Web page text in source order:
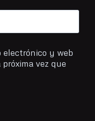
electrónico y web
vez que